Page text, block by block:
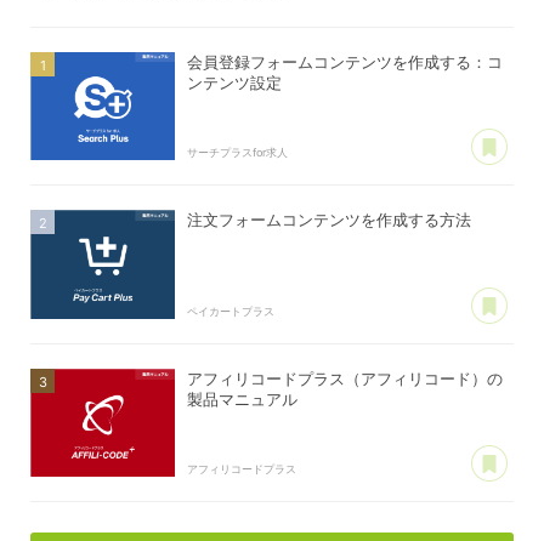
会員登録フォームコンテンツを作成する：コ
ンテンツ設定
サーチプラスfor求人
注文フォームコンテンツを作成する方法
ペイカートプラス
アフィリコードプラス（アフィリコード）の
製品マニュアル
アフィリコードプラス